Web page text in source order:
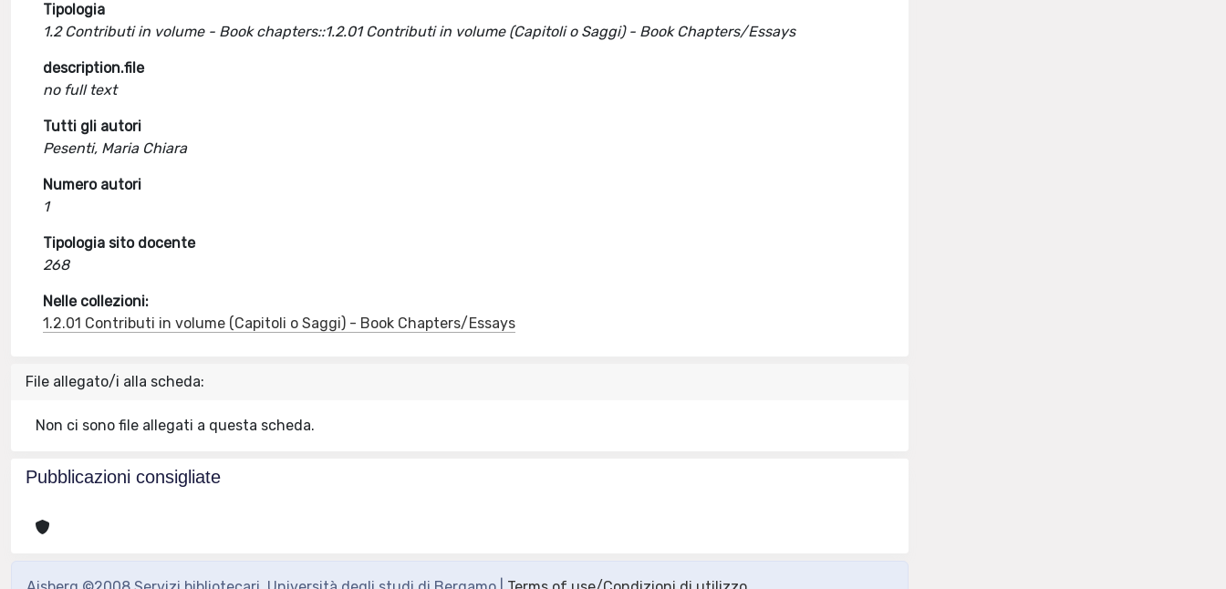
Tipologia
1.2 Contributi in volume - Book chapters::1.2.01 Contributi in volume (Capitoli o Saggi) - Book Chapters/Essays
description.file
no full text
Tutti gli autori
Pesenti, Maria Chiara
Numero autori
1
Tipologia sito docente
268
Nelle collezioni:
1.2.01 Contributi in volume (Capitoli o Saggi) - Book Chapters/Essays
File allegato/i alla scheda:
Non ci sono file allegati a questa scheda.
Pubblicazioni consigliate